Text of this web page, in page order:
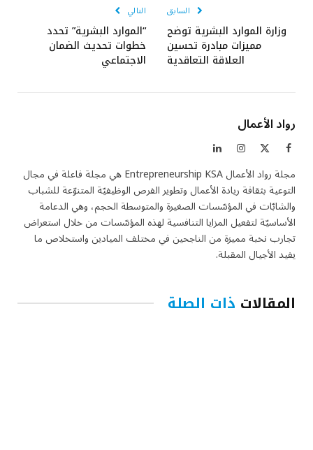
السابق
وزارة الموارد البشرية توضح
مميزات مبادرة تحسين
العلاقة التعاقدية
التالي
“الموارد البشرية” تحدد
خطوات تحديث الضمان
الاجتماعي
رواد الأعمال
فيسبوك الانستغراملينكدإن
مجلة رواد الأعمال Entrepreneurship KSA هي مجلة فاعلة في مجال
التوعية بثقافة ريادة الأعمال وتطوير الفرص الوظيفيّة المتنوّعة للشباب
والشابّات في المؤسّسات الصغيرة والمتوسطة الحجم، وهي الدعامة
الأساسيّة لتفعيل المزايا التنافسية لهذه المؤسّسات من خلال استعراض
تجارب نخبة مميزة من الناجحين في مختلف الميادين واستخلاص ما
يفيد الأجيال المقبلة.
المقالات ذات الصلة